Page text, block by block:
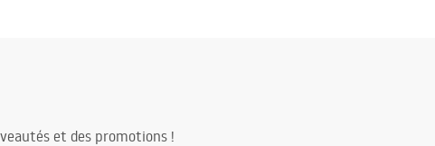
et des promotions !